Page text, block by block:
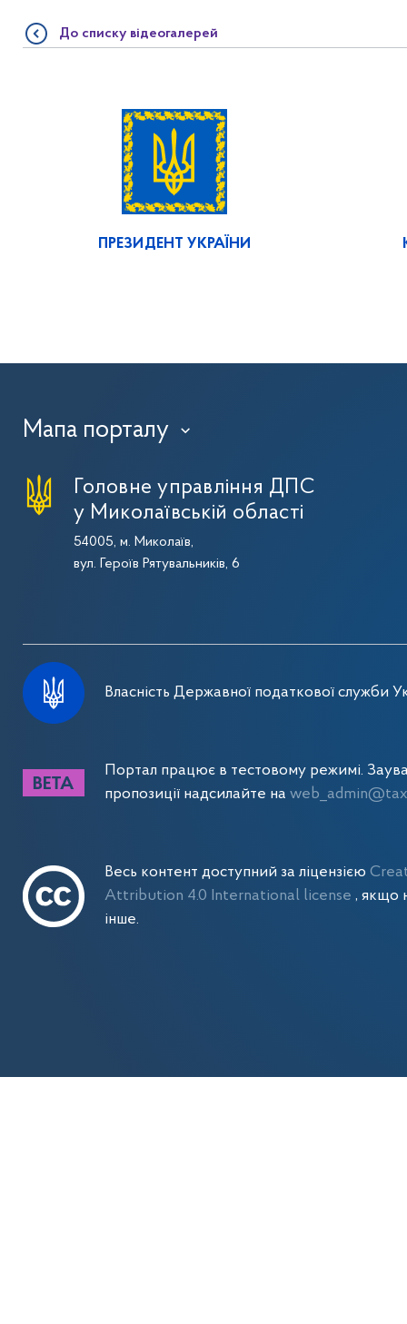
До списку відеогалерей
ПРЕЗИДЕНТ УКРАЇНИ
Мапа порталу ›
Головне управління ДПС
у Миколаївській області
54005, м. Миколаїв,
вул. Героїв Рятувальників, 6
Власність Державної податкової служби
Портал працює в тестовому режимі.
пропозиції надсилайте на
Весь контент доступний за ліцензією
Attribution 4.0 International license , якщо
інше.